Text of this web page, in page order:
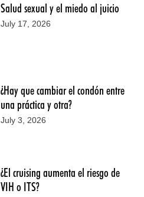
Salud sexual y el miedo al juicio
July 17, 2026
¿Hay que cambiar el condón entre
una práctica y otra?
July 3, 2026
¿El cruising aumenta el riesgo de
VIH o ITS?